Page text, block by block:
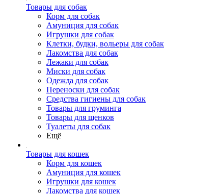
Товары для собак
Корм для собак
Амуниция для собак
Игрушки для собак
Клетки, будки, вольеры для собак
Лакомства для собак
Лежаки для собак
Миски для собак
Одежда для собак
Переноски для собак
Средства гигиены для собак
Товары для груминга
Товары для щенков
Туалеты для собак
Ещё
Товары для кошек
Корм для кошек
Амуниция для кошек
Игрушки для кошек
Лакомства для кошек